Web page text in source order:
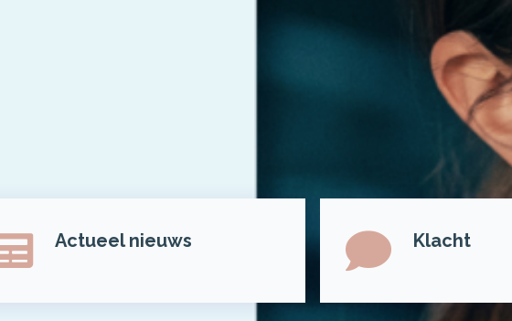
Actueel nieuws Klacht